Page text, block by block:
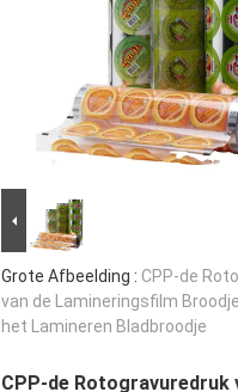
Grote Afbeelding : CPP-de
van de Lamineringsfilm
het Lamineren Bladbroodje
CPP-de Rotogravuredruk